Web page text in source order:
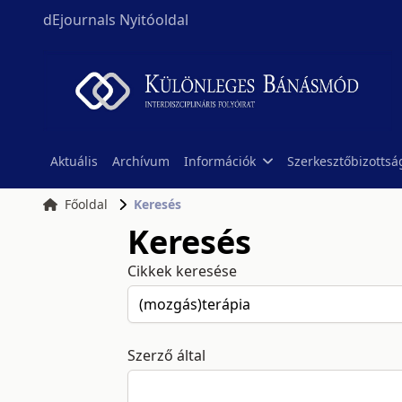
dEjournals Nyitóoldal
Aktuális Archívum Információk
Főoldal Keresés
Keresés
Cikkek keresése
Szerző által